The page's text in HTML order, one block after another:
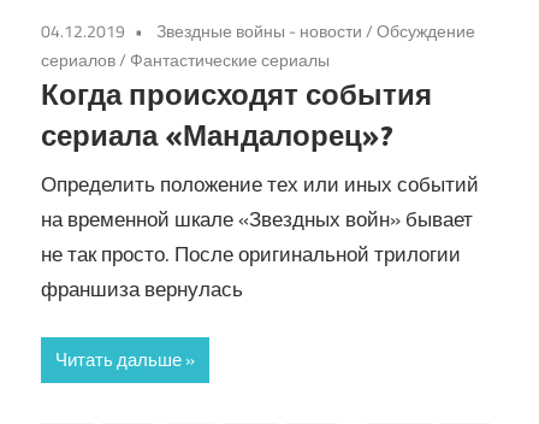
04.12.2019 Звездные войны - новости/Обсуждение
сериалов/ Фантастические сериалы
Когда происходят события
сериала «Мандалорец»?
Определить положение тех или иных событий
на временной шкале «Звездных войн» бывает
не так просто. После оригинальной трилогии
франшиза вернулась
Читать дальше